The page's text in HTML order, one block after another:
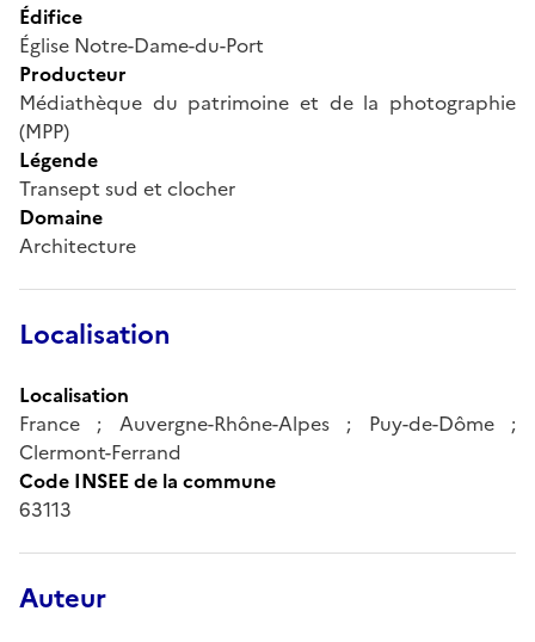
Édifice
Église Notre-Dame-du-Port
Producteur
Médiathèque du patrimoine et de la photographie
(MPP)
Légende
Transept sud et clocher
Domaine
Architecture
Localisation
Localisation
France ; Auvergne-Rhône-Alpes ; Puy-de-Dôme ;
Clermont-Ferrand
Code INSEE de la commune
63113
Auteur